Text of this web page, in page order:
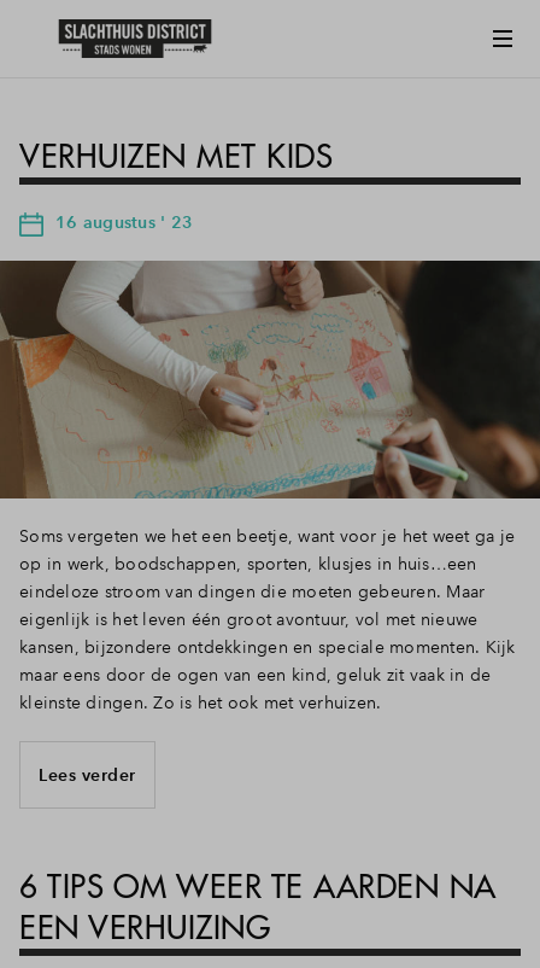
VERHUIZEN MET KIDS
16 augustus ' 23
Soms vergeten we het een beetje, want voor je het weet ga je
op in werk, boodschappen, sporten, klusjes in huis…een
eindeloze stroom van dingen die moeten gebeuren. Maar
eigenlijk is het leven één groot avontuur, vol met nieuwe
kansen, bijzondere ontdekkingen en speciale momenten. Kijk
maar eens door de ogen van een kind, geluk zit vaak in de
kleinste dingen. Zo is het ook met verhuizen.
Lees verder
6 TIPS OM WEER TE AARDEN NA
EEN VERHUIZING